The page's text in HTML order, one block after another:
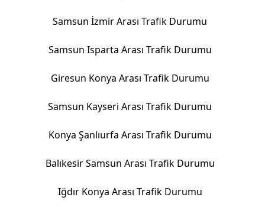
Samsun İzmir Arası Trafik Durumu
Samsun Isparta Arası Trafik Durumu
Giresun Konya Arası Trafik Durumu
Samsun Kayseri Arası Trafik Durumu
Konya Şanlıurfa Arası Trafik Durumu
Balıkesir Samsun Arası Trafik Durumu
Iğdır Konya Arası Trafik Durumu